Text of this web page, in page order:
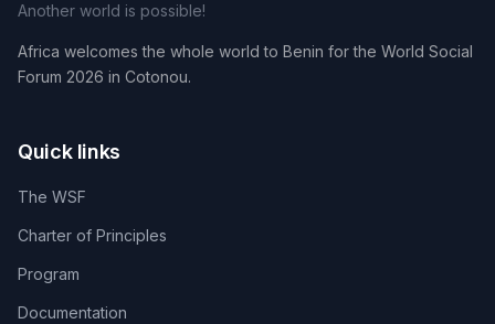
Another world is possible!
Africa welcomes the whole world to Benin for the World Social
Forum 2026 in Cotonou.
Quick links
The WSF
Charter of Principles
Program
Documentation